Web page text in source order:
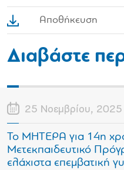
Αποθήκευση
Διαβάστε
25 Νοεμβρίου, 2025
Το ΜΗΤΕΡΑ για 14η
Μετεκπαιδευτικό
ελάχιστα επεμβατική